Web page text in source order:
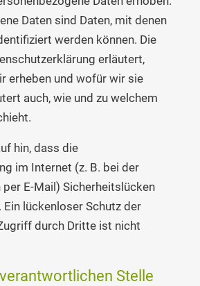
Daten sind Daten, mit denen
werden können. Die
erläutert,
erheben und wofür wir sie
auch, wie und zu welchem
hin, dass die
im Internet (z. B. bei der
E-Mail) Sicherheitslücken
Ein lückenloser Schutz der
durch Dritte ist nicht
Stelle